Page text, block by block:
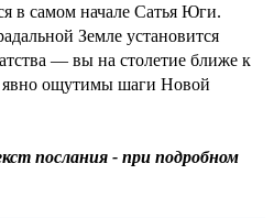
в самом начале Сатья Юги.
Земле установится
— вы на столетие ближе к
явно ощутимы шаги Новой
послания - при подробном